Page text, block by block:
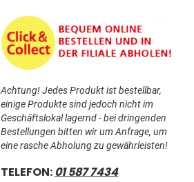
Achtung! Jedes Produkt ist bestellbar,
einige Produkte sind jedoch nicht im
Geschäftslokal lagernd - bei dringenden
Bestellungen bitten wir um Anfrage, um
eine rasche Abholung zu gewährleisten!
TELEFON:01 587 7434